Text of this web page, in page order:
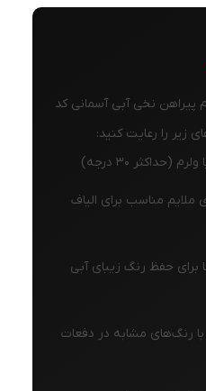
پیراهن نخی آبی آسمانی کد
زیر را رعایت کنید:
۳۰ درجه)
ملایم مناسب برای الیاف
برای حفظ رنگ زیبای آبی
رنگ‌های مشابه در دفعات